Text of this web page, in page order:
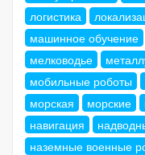
логистика
машинное обучение
мелководье
мобильные роботы
морская
морские
навигация
наземные военные